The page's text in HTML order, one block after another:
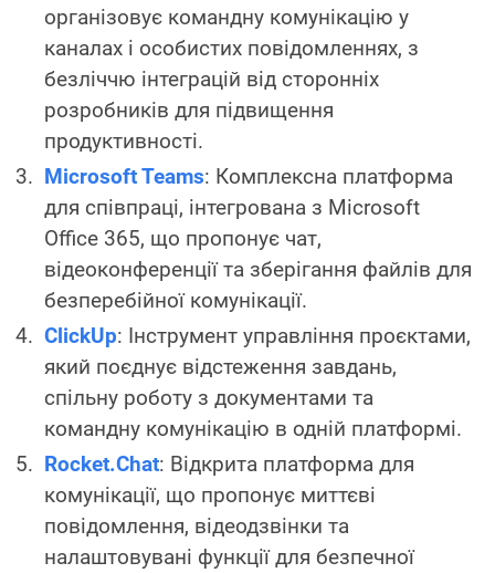
організовує командну комунікацію у
каналах і особистих повідомленнях, з
безліччю інтеграцій від сторонніх
розробників для підвищення
продуктивності.
Microsoft Teams: Комплексна платформа
для співпраці, інтегрована з Microsoft
Office 365, що пропонує чат,
відеоконференції та зберігання файлів для
безперебійної комунікації.
ClickUp: Інструмент управління проєктами,
який поєднує відстеження завдань,
спільну роботу з документами та
командну комунікацію в одній платформі.
Rocket.Chat: Відкрита платформа для
комунікації, що пропонує миттєві
повідомлення, відеодзвінки та
налаштовувані функції для безпечної